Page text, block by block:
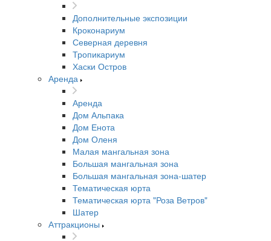
Дополнительные экспозиции
Кроконариум
Северная деревня
Тропикариум
Хаски Остров
Аренда
Аренда
Дом Альпака
Дом Енота
Дом Оленя
Малая мангальная зона
Большая мангальная зона
Большая мангальная зона-шатер
Тематическая юрта
Тематическая юрта "Роза Ветров"
Шатер
Аттракционы